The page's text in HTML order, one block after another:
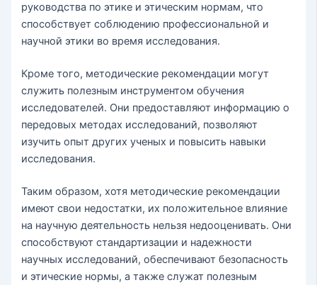
руководства по этике и этическим нормам, что
способствует соблюдению профессиональной и
научной этики во время исследования.
Кроме того, методические рекомендации могут
служить полезным инструментом обучения
исследователей. Они предоставляют информацию о
передовых методах исследований, позволяют
изучить опыт других ученых и повысить навыки
исследования.
Таким образом, хотя методические рекомендации
имеют свои недостатки, их положительное влияние
на научную деятельность нельзя недооценивать. Они
способствуют стандартизации и надежности
научных исследований, обеспечивают безопасность
и этические нормы, а также служат полезным